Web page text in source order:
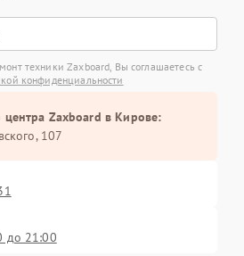
техники Zaxboard, Вы соглашаетесь с
конфиденциальности
центра Zaxboard в Кирове:
107
до 21:00